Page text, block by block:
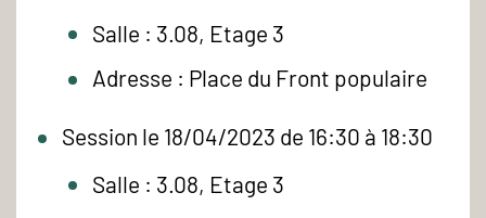
Salle : 3.08, Etage 3
Adresse : Place du Front populaire
Session le 18/04/2023 de 16:30 à 18:30
Salle : 3.08, Etage 3